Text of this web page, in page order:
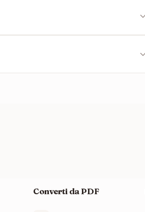
Converti da PDF